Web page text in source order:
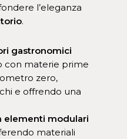
l’eleganza
.
gastronomici
con materie prime
zero,
e offrendo una
elementi modulari
materiali